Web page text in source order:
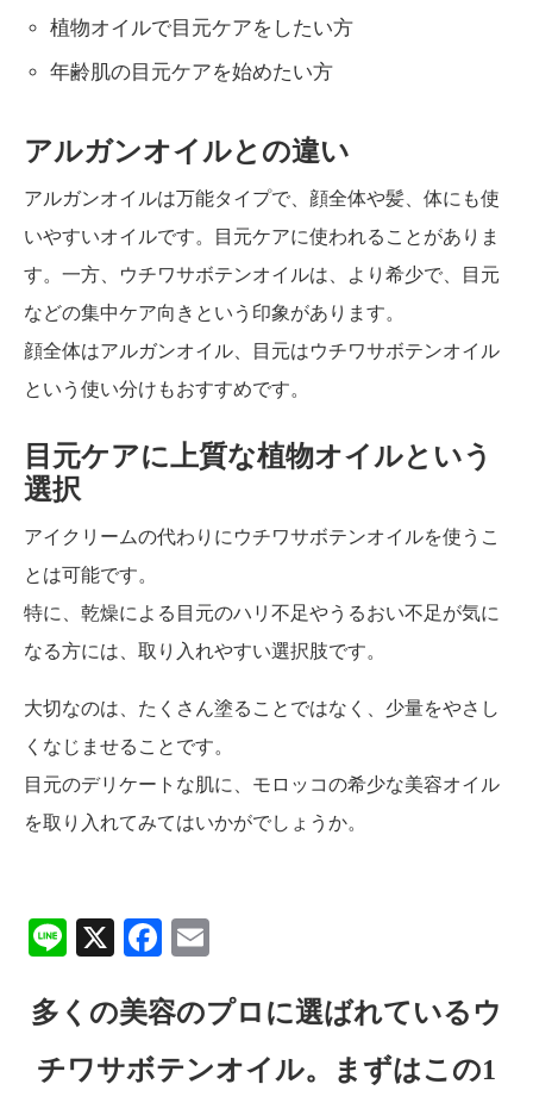
植物オイルで目元ケアをしたい方
年齢肌の目元ケアを始めたい方
アルガンオイルとの違い
アルガンオイルは万能タイプで、顔全体や髪、体にも使
いやすいオイルです。目元ケアに使われることがありま
す。一方、ウチワサボテンオイルは、より希少で、目元
などの集中ケア向きという印象があります。
顔全体はアルガンオイル、目元はウチワサボテンオイル
という使い分けもおすすめです。
目元ケアに上質な植物オイルという
選択
アイクリームの代わりにウチワサボテンオイルを使うこ
とは可能です。
特に、乾燥による目元のハリ不足やうるおい不足が気に
なる方には、取り入れやすい選択肢です。
大切なのは、たくさん塗ることではなく、少量をやさし
くなじませることです。
目元のデリケートな肌に、モロッコの希少な美容オイル
を取り入れてみてはいかがでしょうか。
LineX Facebook
多くの美容のプロに選ばれているウ
チワサボテンオイル。まずはこの1